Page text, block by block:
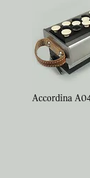
Accordina